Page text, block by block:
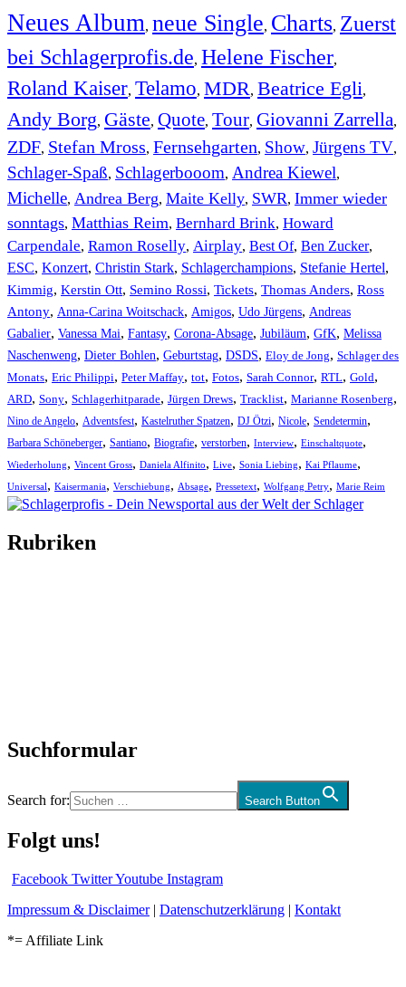
Neues Album, neue Single, Charts, Zuerst
bei Schlagerprofis.de, Helene Fischer,
Roland Kaiser, Telamo, MDR, Beatrice Egli,
Andy Borg, Gäste, Quote, Tour, Giovanni Zarrella,
ZDF, Stefan Mross, Fernsehgarten, Show, Jürgens TV,
Schlager-Spaß, Schlagerbooom, Andrea Kiewel,
Michelle, Andrea Berg, Maite Kelly, SWR, Immer wieder
sonntags, Matthias Reim, Bernhard Brink, Howard
Carpendale, Ramon Roselly, Airplay, Best Of, Ben Zucker,
ESC, Konzert, Christin Stark, Schlagerchampions, Stefanie Hertel,
Kimmig, Kerstin Ott, Semino Rossi, Tickets, Thomas Anders, Ross
Antony, Anna-Carina Woitschack, Amigos, Udo Jürgens, Andreas
Gabalier, Vanessa Mai, Fantasy, Corona-Absage, Jubiläum, GfK, Melissa
Naschenweng, Dieter Bohlen, Geburtstag, DSDS, Eloy de Jong, Schlager des
Monats, Eric Philippi, Peter Maffay, tot, Fotos, Sarah Connor, RTL, Gold,
ARD, Sony, Schlagerhitparade, Jürgen Drews, Tracklist, Marianne Rosenberg,
Nino de Angelo, Adventsfest, Kastelruther Spatzen, DJ Ötzi, Nicole, Sendetermin,
Barbara Schöneberger, Santiano, Biografie, verstorben, Interview, Einschaltquote,
Wiederholung, Vincent Gross, Daniela Alfinito, Live, Sonia Liebing, Kai Pflaume,
Universal , Kaisermania, Verschiebung, Absage, Pressetext, Wolfgang Petry, Marie Reim
Rubriken
Suchformular
Search for: Search Button
Folgt uns!
Facebook TwitterYoutube Instagram
Impressum & Disclaimer| Datenschutzerklärung | Kontakt
*= Affiliate Link